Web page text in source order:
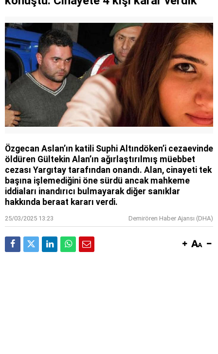
Özgecan Aslan’ın katili Suphi Altındöken’i cezaevinde
öldüren Gültekin Alan’ın ağırlaştırılmış müebbet
cezası Yargıtay tarafından onandı. Alan, cinayeti tek
başına işlemediğini öne sürdü ancak mahkeme
iddiaları inandırıcı bulmayarak diğer sanıklar
hakkında beraat kararı verdi.
25/03/2025 13:23 Demirören Haber Ajansı (DHA)